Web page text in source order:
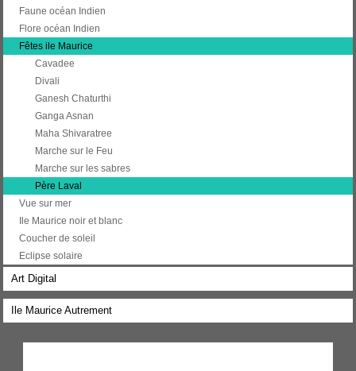
Faune océan Indien
Flore océan Indien
Fêtes ile Maurice
Cavadee
Divali
Ganesh Chaturthi
Ganga Asnan
Maha Shivaratree
Marche sur le Feu
Marche sur les sabres
Père Laval
Vue sur mer
Ile Maurice noir et blanc
Coucher de soleil
Eclipse solaire
Art Digital
Ile Maurice Autrement